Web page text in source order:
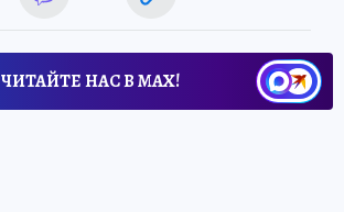
ЧИТАЙТЕ НАС В МАХ!